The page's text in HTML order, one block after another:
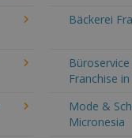
Bäckerei
Franchise
Mode &
Micronesia